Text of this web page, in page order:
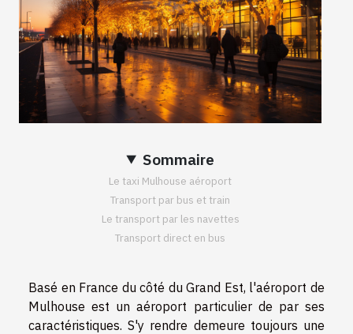
Sommaire
Le taxi Mulhouse aéroport
Transport par bus et train
Le transport par les navettes
Transport direct en bus
Basé en France du côté du Grand Est, l'aéroport de
Mulhouse est un aéroport particulier de par ses
caractéristiques. S'y rendre demeure toujours une